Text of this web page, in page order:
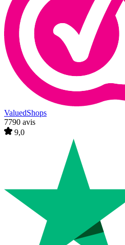
ValuedShops
7790 avis
9,0